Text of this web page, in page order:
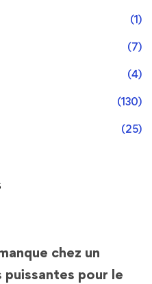
(1)
(7)
(4)
(130)
(25)
chez un
puissantes pour le